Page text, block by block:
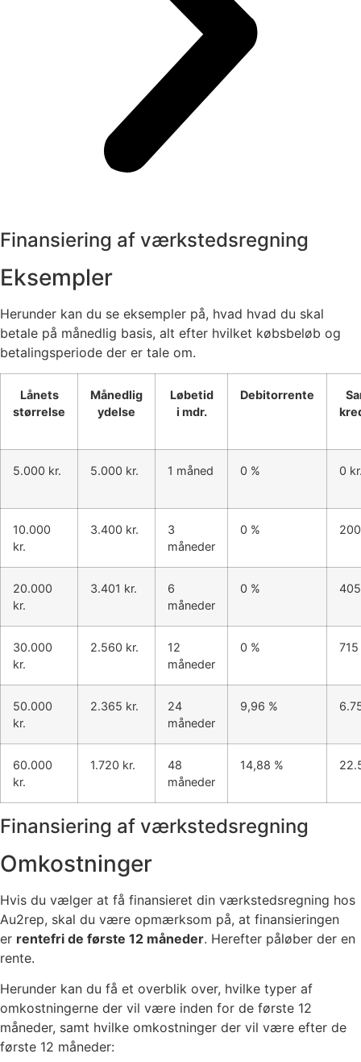
Finansiering af værkstedsregning
Eksempler
Herunder kan du se eksempler på, hvad hvad du skal
betale på månedlig basis, alt efter hvilket købsbeløb og
betalingsperiode der er tale om.
Lånets
størrelse
Månedlig
ydelse
Løbetid
i mdr.
Debitorrente
5.000 kr. 5.000 kr. 1 måned 0 % 0
10.000
kr.
3.400 kr.
3
måneder
0 %
20.000
kr.
3.401 kr.
6
måneder
0 %
30.000
kr.
2.560 kr.
12
måneder
0 % 715
50.000
kr.
2.365 kr.
24
måneder
9,96 %
60.000
kr.
1.720 kr.
48
måneder
14,88 %
Finansiering af værkstedsregning
Omkostninger
Hvis du vælger at få finansieret din værkstedsregning hos
Au2rep, skal du være opmærksom på, at finansieringen
er rentefri de første 12 måneder. Herefter påløber der en
rente.
Herunder kan du få et overblik over, hvilke typer af
omkostningerne der vil være inden for de første 12
måneder, samt hvilke omkostninger der vil være efter de
første 12 måneder: